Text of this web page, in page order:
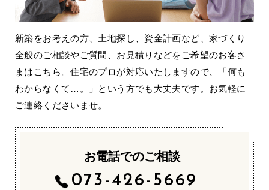
新築をお考えの方、土地探し、資金計画など、家づくり
全般のご相談やご質問、お見積りなどをご希望のお客さ
まはこちら。住宅のプロが対応いたしますので、「何も
わからなくて…。」という方でも大丈夫です。お気軽に
ご連絡くださいませ。
お電話でのご相談
073-426-5669